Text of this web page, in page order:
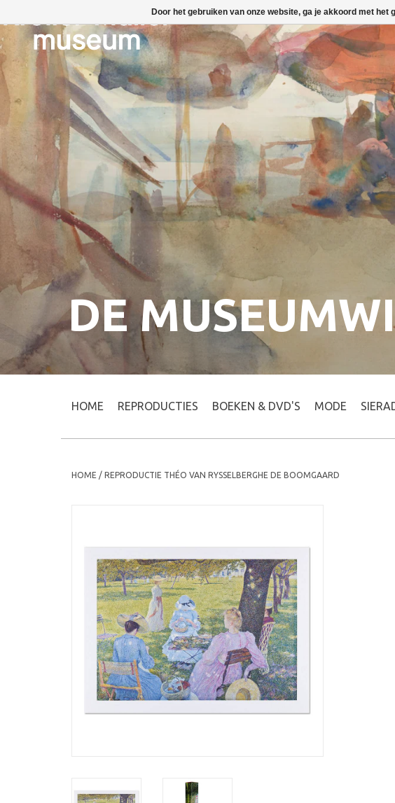
DE
HOME REPRODUCTIES BOEKEN & DVD'S MODE
HOME / REPRODUCTIE THÉO VAN RYSSELBERGHE DE BOOMGAARD
Door het gebruiken van onze website, ga je akkoord met